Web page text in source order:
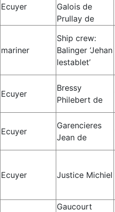
Ecuyer
Galois de
Prullay de
mariner
Ship crew:
Balinger ‘Jehan
lestablet’
Ecuyer
Bressy
Philebert de
Ecuyer
Garencieres
Jean de
Ecuyer Justice Michiel
Gaucourt